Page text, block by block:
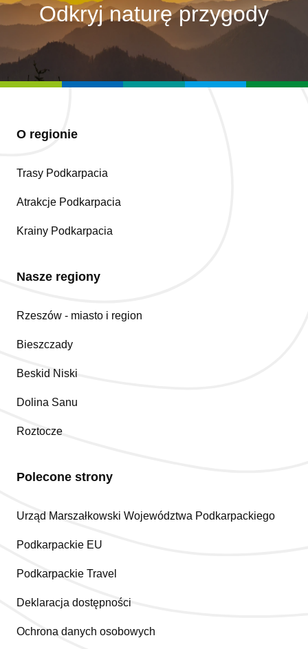
Odkryj naturę przygody
O regionie
Trasy Podkarpacia
Atrakcje Podkarpacia
Krainy Podkarpacia
Nasze regiony
Rzeszów - miasto i region
Bieszczady
Beskid Niski
Dolina Sanu
Roztocze
Polecone strony
Urząd Marszałkowski Województwa Podkarpackiego
Podkarpackie EU
Podkarpackie Travel
Deklaracja dostępności
Ochrona danych osobowych